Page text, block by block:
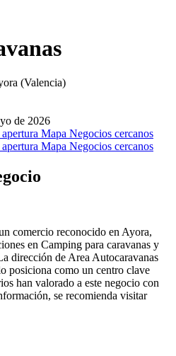
(Valencia)
de 2026
Mapa Negocios cercanos
Mapa Negocios cercanos
comercio reconocido en Ayora,
en Camping para caravanas y
dirección de Area Autocaravanas
posiciona como un centro clave
han valorado a este negocio con
se recomienda visitar